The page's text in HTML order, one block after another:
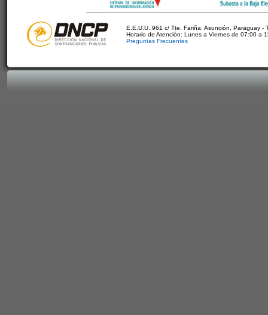
E.E.U.U. 961 c/ Tte. Fariña. Asunción, Paraguay -
Horario de Atención: Lunes a Viernes de 07:00 a
Preguntas Frecuentes